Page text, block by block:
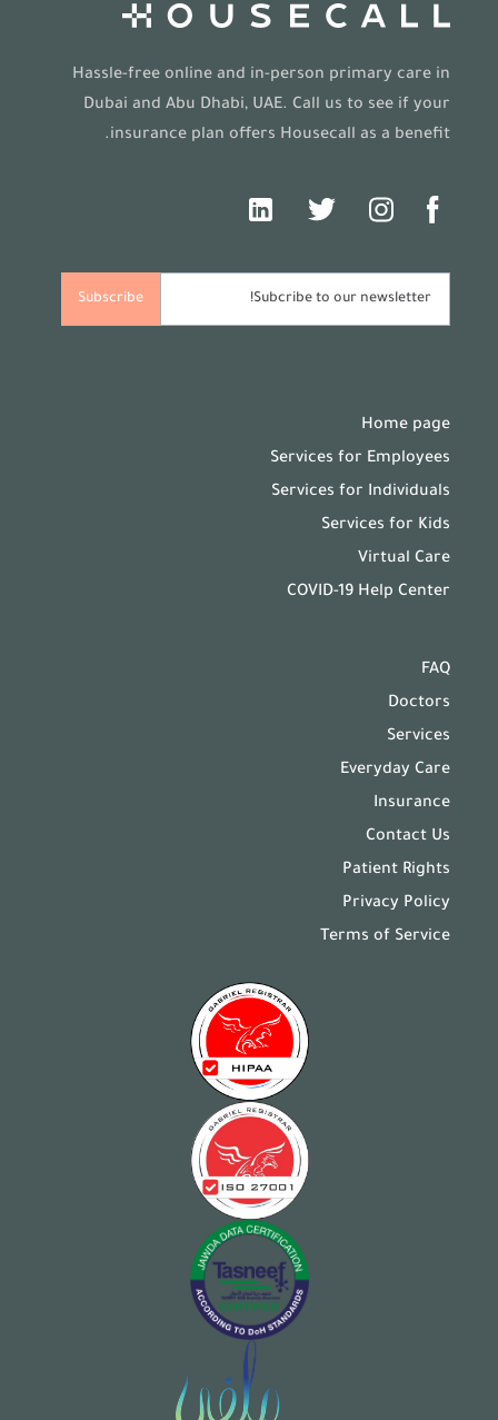
Hassle-free online and in-person primary care in
Dubai and Abu Dhabi, UAE. Call us to see if your
insurance plan offers Housecall as a benefit.
Home page
Services for Employees
Services for Individuals
Services for Kids
Virtual Care
COVID-19 Help Center
FAQ
Doctors
Services
Everyday Care
Insurance
Contact Us
Patient Rights
Privacy Policy
Terms of Service